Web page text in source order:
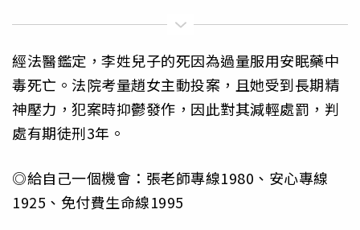
經法醫鑑定，李姓兒子的死因為過量服用安眠藥中
毒死亡。法院考量趙女主動投案，且她受到長期精
神壓力，犯案時抑鬱發作，因此對其減輕處罰，判
處有期徒刑3年。
◎給自己一個機會：張老師專線1980、安心專線
1925、免付費生命線1995